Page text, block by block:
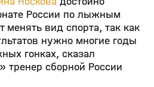
России по лыжным
менять вид спорта, так как
нужно многие годы
гонках, сказал
тренер сборной России